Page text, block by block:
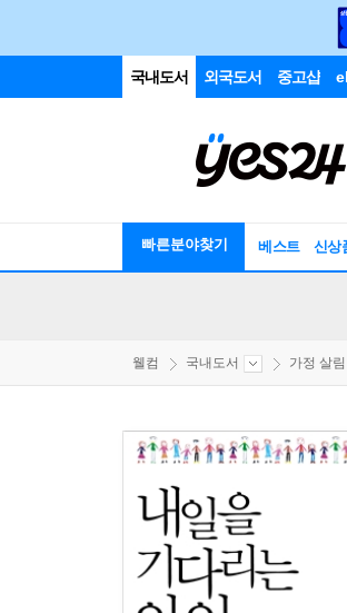
국내도서 외국도서 중고샵
빠른분야찾기 베스트 신상
웰컴 국내도서 가정 살림